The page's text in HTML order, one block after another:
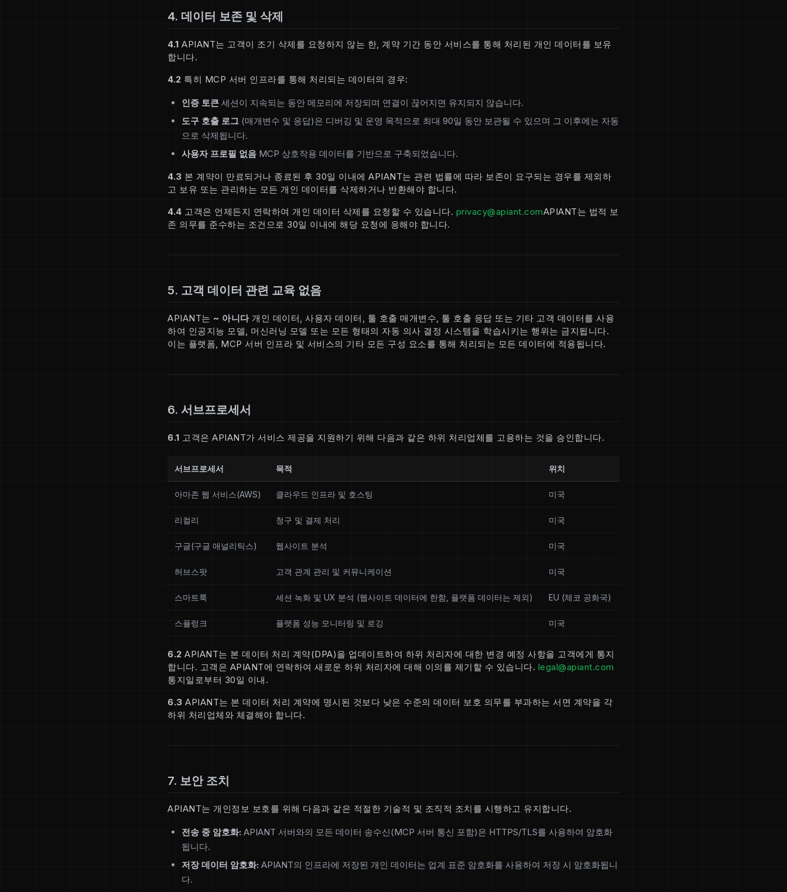
4. 데이터 보존 및 삭제
4.1 APIANT는 고객이 조기 삭제를 요청하지 않는 한, 계약 기간 동안 서비스를 통해 처리된 개인 데이터를 보유
합니다.
4.2 특히 MCP 서버 인프라를 통해 처리되는 데이터의 경우:
인증 토큰 세션이 지속되는 동안 메모리에 저장되며 연결이 끊어지면 유지되지 않습니다.
도구 호출 로그 (매개변수 및 응답)은 디버깅 및 운영 목적으로 최대 90일 동안 보관될 수 있으며 그 이후에는 자동
으로 삭제됩니다.
사용자 프로필 없음 MCP 상호작용 데이터를 기반으로 구축되었습니다.
4.3 본 계약이 만료되거나 종료된 후 30일 이내에 APIANT는 관련 법률에 따라 보존이 요구되는 경우를 제외하
고 보유 또는 관리하는 모든 개인 데이터를 삭제하거나 반환해야 합니다.
4.4 고객은 언제든지 연락하여 개인 데이터 삭제를 요청할 수 있습니다. privacy@apiant.comAPIANT는 법적 보
존 의무를 준수하는 조건으로 30일 이내에 해당 요청에 응해야 합니다.
5. 고객 데이터 관련 교육 없음
APIANT는 ~ 아니다개인 데이터, 사용자 데이터, 툴 호출 매개변수, 툴 호출 응답 또는 기타 고객 데이터를 사용
하여 인공지능 모델, 머신러닝 모델 또는 모든 형태의 자동 의사 결정 시스템을 학습시키는 행위는 금지됩니다.
이는 플랫폼, MCP 서버 인프라 및 서비스의 기타 모든 구성 요소를 통해 처리되는 모든 데이터에 적용됩니다.
6. 서브프로세서
6.1 고객은 APIANT가 서비스 제공을 지원하기 위해 다음과 같은 하위 처리업체를 고용하는 것을 승인합니다.
서브프로세서 목적 위치
아마존 웹 서비스(AWS) 클라우드 인프라 및 호스팅 미국
리컬리 청구 및 결제 처리 미국
구글(구글 애널리틱스) 웹사이트 분석 미국
허브스팟 고객 관계 관리 및 커뮤니케이션 미국
스마트룩 세션 녹화 및 UX 분석 (웹사이트 데이터에 한함, 플랫폼 데이터는 제외) EU (체코 공화국)
스플렁크 플랫폼 성능 모니터링 및 로깅 미국
6.2 APIANT는 본 데이터 처리 계약(DPA)을 업데이트하여 하위 처리자에 대한 변경 예정 사항을 고객에게 통지
합니다. 고객은 APIANT에 연락하여 새로운 하위 처리자에 대해 이의를 제기할 수 있습니다. legal@apiant.com
통지일로부터 30일 이내.
6.3 APIANT는 본 데이터 처리 계약에 명시된 것보다 낮은 수준의 데이터 보호 의무를 부과하는 서면 계약을 각
하위 처리업체와 체결해야 합니다.
7. 보안 조치
APIANT는 개인정보 보호를 위해 다음과 같은 적절한 기술적 및 조직적 조치를 시행하고 유지합니다.
전송 중 암호화: APIANT 서버와의 모든 데이터 송수신(MCP 서버 통신 포함)은 HTTPS/TLS를 사용하여 암호화
됩니다.
저장 데이터 암호화: APIANT의 인프라에 저장된 개인 데이터는 업계 표준 암호화를 사용하여 저장 시 암호화됩니
다.